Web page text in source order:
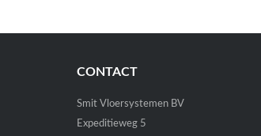
CONTACT
Smit Vloersystemen BV
Expeditieweg 5